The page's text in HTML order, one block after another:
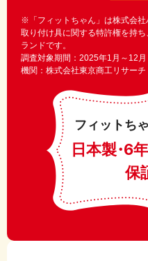
※「フィットちゃん」は株式会社
取り付け具に関する特許権を持
ランドです。
調査対象期間：2025年1月～12
機関：株式会社東京商工リサーチ
フィットち
日本製・6
保